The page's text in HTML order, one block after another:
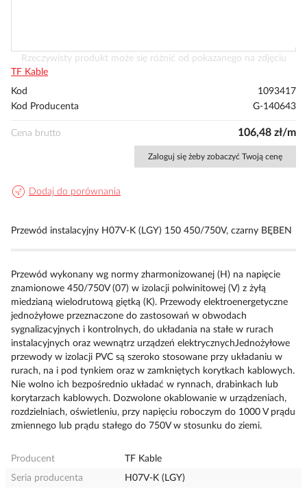
Przejdź
na
początek
Rzeczywisty produkt może się różnić od pokazanego na zdjęciu
TF Kable
Kod
1093417
Kod Producenta
G-140643
Cena brutto 106,48 zł/m
Zaloguj się żeby zobaczyć Twoją cenę
Dodaj do porównania
Przewód instalacyjny H07V-K (LGY) 150 450/750V, czarny BĘBEN
Przewód wykonany wg normy zharmonizowanej (H) na napięcie
znamionowe 450/750V (07) w izolacji polwinitowej (V) z żyłą
miedzianą wielodrutową giętką (K). Przewody elektroenergetyczne
jednożyłowe przeznaczone do zastosowań w obwodach
sygnalizacyjnych i kontrolnych, do układania na stałe w rurach
instalacyjnych oraz wewnątrz urządzeń elektrycznychJednożyłowe
przewody w izolacji PVC są szeroko stosowane przy układaniu w
rurach, na i pod tynkiem oraz w zamkniętych korytkach kablowych.
Nie wolno ich bezpośrednio układać w rynnach, drabinkach lub
korytarzach kablowych. Dozwolone okablowanie w urządzeniach,
rozdzielniach, oświetleniu, przy napięciu roboczym do 1000 V prądu
zmiennego lub prądu stałego do 750V w stosunku do ziemi.
Producent
TF Kable
Seria producenta
H07V-K (LGY)